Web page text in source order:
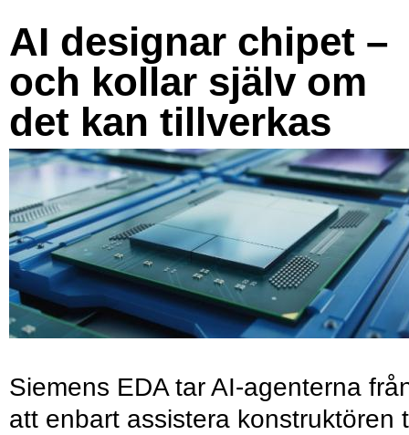
AI designar chipet –
och kollar själv om
det kan tillverkas
Siemens EDA tar AI-agenterna
att enbart assistera konstruktören